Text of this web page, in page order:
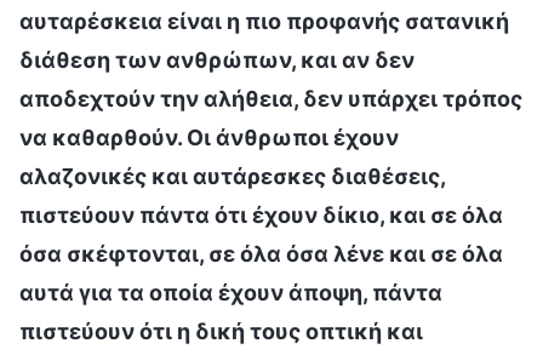
αυταρέσκεια είναι η πιο προφανής σατανική
διάθεση των ανθρώπων, και αν δεν
αποδεχτούν την αλήθεια, δεν υπάρχει τρόπος
να καθαρθούν. Οι άνθρωποι έχουν
αλαζονικές και αυτάρεσκες διαθέσεις,
πιστεύουν πάντα ότι έχουν δίκιο, και σε όλα
όσα σκέφτονται, σε όλα όσα λένε και σε όλα
αυτά για τα οποία έχουν άποψη, πάντα
πιστεύουν ότι η δική τους οπτική και